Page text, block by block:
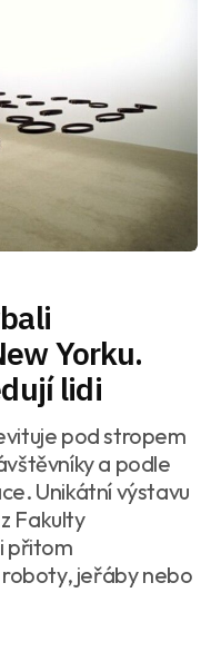
Yorku.
lidi
pod stropem
a podle
Unikátní výstavu
Fakulty
přitom
jeřáby nebo